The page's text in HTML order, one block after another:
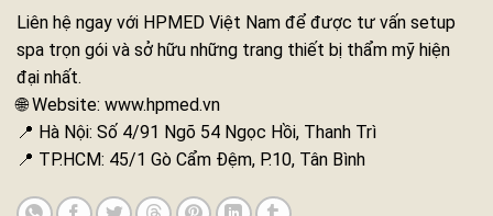
Liên hệ ngay với HPMED Việt Nam để được tư vấn setup
spa trọn gói và sở hữu những trang thiết bị thẩm mỹ hiện
đại nhất.
🌐 Website: www.hpmed.vn
📍 Hà Nội: Số 4/91 Ngõ 54 Ngọc Hồi, Thanh Trì
📍 TP.HCM: 45/1 Gò Cẩm Đệm, P.10, Tân Bình